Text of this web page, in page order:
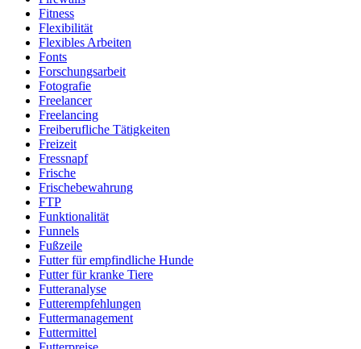
Fitness
Flexibilität
Flexibles Arbeiten
Fonts
Forschungsarbeit
Fotografie
Freelancer
Freelancing
Freiberufliche Tätigkeiten
Freizeit
Fressnapf
Frische
Frischebewahrung
FTP
Funktionalität
Funnels
Fußzeile
Futter für empfindliche Hunde
Futter für kranke Tiere
Futteranalyse
Futterempfehlungen
Futtermanagement
Futtermittel